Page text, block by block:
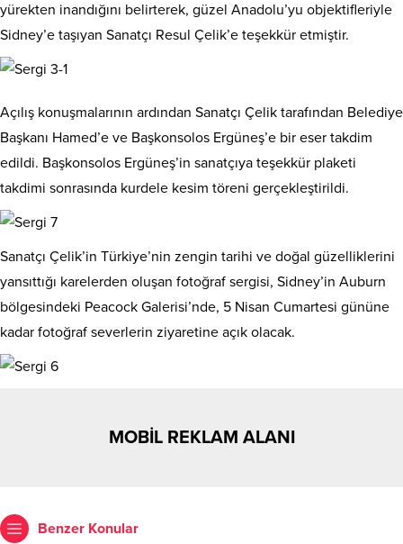
yürekten inandığını belirterek, güzel Anadolu’yu objektifleriyle
Sidney’e taşıyan Sanatçı Resul Çelik’e teşekkür etmiştir.
Açılış konuşmalarının ardından Sanatçı Çelik tarafından Belediye
Başkanı Hamed’e ve Başkonsolos Ergüneş’e bir eser takdim
edildi. Başkonsolos Ergüneş’in sanatçıya teşekkür plaketi
takdimi sonrasında kurdele kesim töreni gerçekleştirildi.
Sanatçı Çelik’in Türkiye’nin zengin tarihi ve doğal güzelliklerini
yansıttığı karelerden oluşan fotoğraf sergisi, Sidney’in Auburn
bölgesindeki Peacock Galerisi’nde, 5 Nisan Cumartesi gününe
kadar fotoğraf severlerin ziyaretine açık olacak.
MOBİL REKLAM ALANI
Benzer Konular